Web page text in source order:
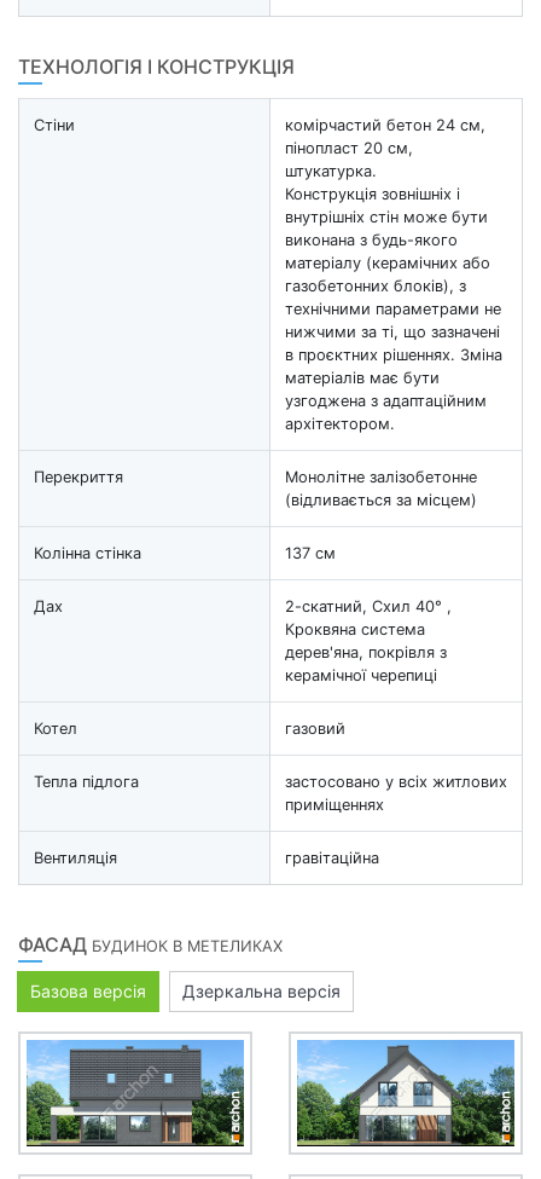
ТЕХНОЛОГІЯ І КОНСТРУКЦІЯ
Стіни
комірчастий бетон 24 см,
пінопласт 20 см,
штукатурка.
Конструкція зовнішніх і
внутрішніх стін може бути
виконана з будь-якого
матеріалу (керамічних або
газобетонних блоків), з
технічними параметрами не
нижчими за ті, що зазначені
в проєктних рішеннях. Зміна
матеріалів має бути
узгоджена з адаптаційним
архітектором.
Перекриття
Монолітне залізобетонне
(відливається за місцем)
Колінна стінка 137 см
Дах
2-скатний, Схил 40° ,
Кроквяна система
дерев'яна, покрівля з
керамічної черепиці
Котел газовий
Тепла підлога
застосовано у всіх житлових
приміщеннях
Вентиляція гравітаційна
ФАСАД БУДИНОК В МЕТЕЛИКАХ
Базова версія Дзеркальна версія